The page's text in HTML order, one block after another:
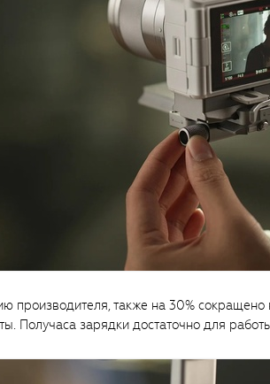
производителя, также на 30%
Получаса зарядки достаточно для